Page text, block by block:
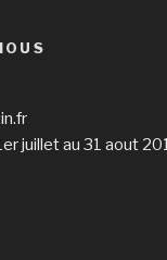
juillet au 31 aout